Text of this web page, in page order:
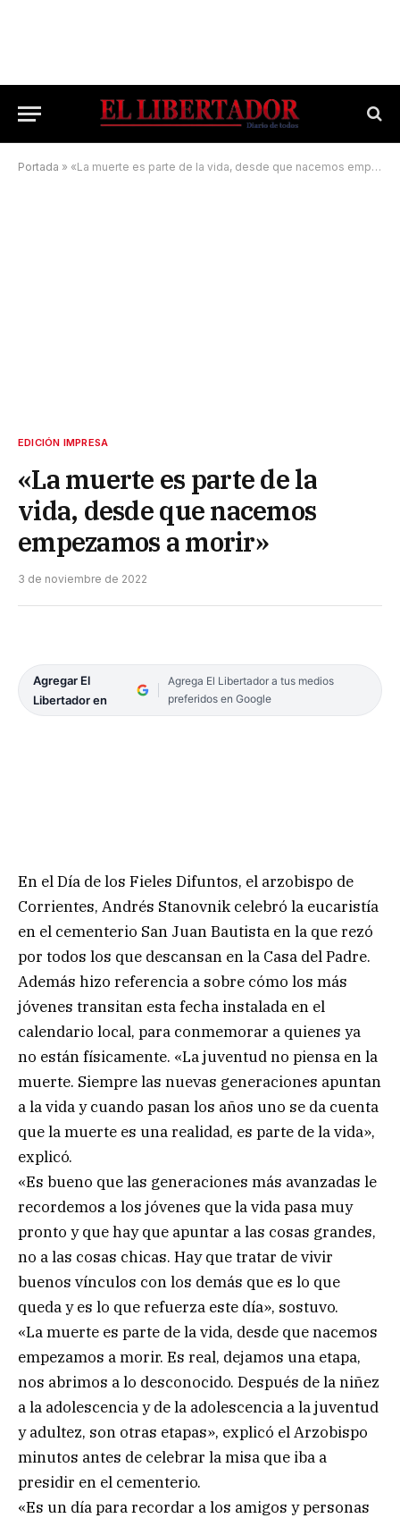
Portada » «La muerte es parte de la vida, desde que nacemos empezamos a morir»
EDICIÓN IMPRESA
«La muerte es parte de la
vida, desde que nacemos
empezamos a morir»
3 de noviembre de 2022
Agregar El
Libertador en
Agrega El Libertador a tus medios
preferidos en Google
En el Día de los Fieles Difuntos, el arzobispo de
Corrientes, Andrés Stanovnik celebró la eucaristía
en el cementerio San Juan Bautista en la que rezó
por todos los que descansan en la Casa del Padre.
Además hizo referencia a sobre cómo los más
jóvenes transitan esta fecha instalada en el
calendario local, para conmemorar a quienes ya
no están físicamente. «La juventud no piensa en la
muerte. Siempre las nuevas generaciones apuntan
a la vida y cuando pasan los años uno se da cuenta
que la muerte es una realidad, es parte de la vida»,
explicó.
«Es bueno que las generaciones más avanzadas le
recordemos a los jóvenes que la vida pasa muy
pronto y que hay que apuntar a las cosas grandes,
no a las cosas chicas. Hay que tratar de vivir
buenos vínculos con los demás que es lo que
queda y es lo que refuerza este día», sostuvo.
«La muerte es parte de la vida, desde que nacemos
empezamos a morir. Es real, dejamos una etapa,
nos abrimos a lo desconocido. Después de la niñez
a la adolescencia y de la adolescencia a la juventud
y adultez, son otras etapas», explicó el Arzobispo
minutos antes de celebrar la misa que iba a
presidir en el cementerio.
«Es un día para recordar a los amigos y personas